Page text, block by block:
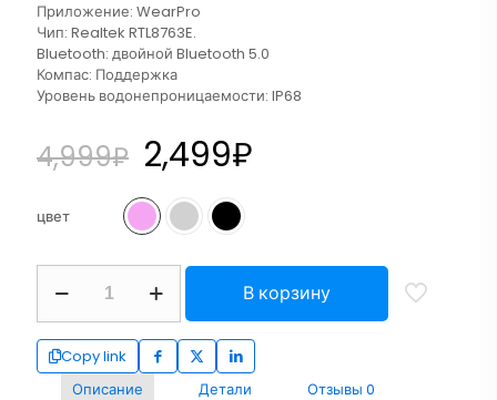
Приложение: WearPro
Чип: Realtek RTL8763E.
Bluetooth: двойной Bluetooth 5.0
Компас: Поддержка
Уровень водонепроницаемости: IP68
4,999₽ 2,499₽
цвет
В корзину
Copy link
Описание
Детали Отзывы 0